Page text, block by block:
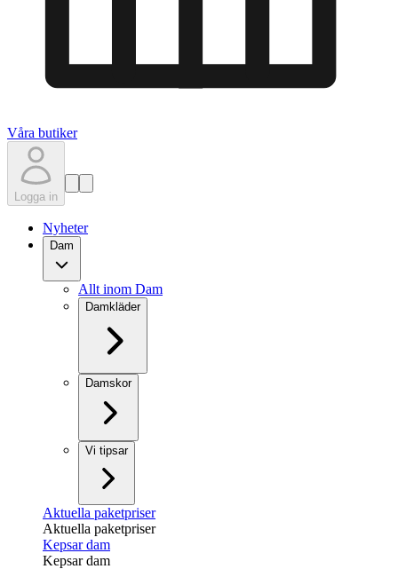
Våra butiker
Logga in
Nyheter
Dam
Allt inom Dam
Damkläder
Damskor
Vi tipsar
Aktuella paketpriser
Aktuella paketpriser
Kepsar dam
Kepsar dam